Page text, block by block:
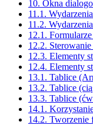
10. Okna
11.1.
11.2.
12.1.
12.2.
12.3. Elementy
12.4. Elementy
13.1. Tablice
13.2. Tablice
13.3. Tablice
14.1.
14.2. Tworzenie